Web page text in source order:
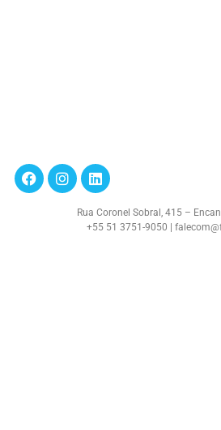
Rua Coronel Sobral, 415 –
+55 51 3751-9050 |